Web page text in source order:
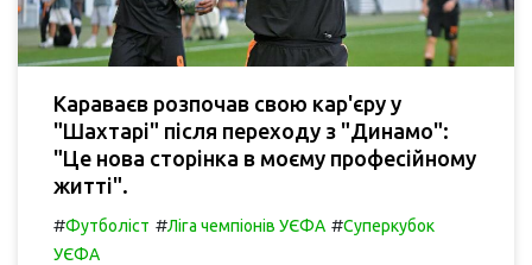
Караваєв розпочав свою кар'єру у
"Шахтарі" після переходу з "Динамо":
"Це нова сторінка в моєму професійному
житті".
#Футболіст #Ліга чемпіонів УЄФА #Суперкубок
УЄФА